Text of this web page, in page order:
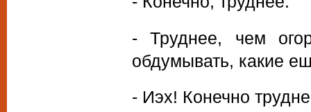
- Труднее, чем
обдумывать, какие
- Иэх! Конечно